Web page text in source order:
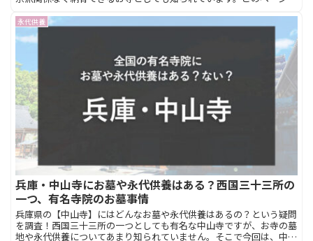
や費用、永代供養について詳しく説明します。
永代供養
兵庫・中山寺にお墓や永代供養はある？西国三十三所の
一つ、有名寺院のお墓事情
兵庫県の【中山寺】にはどんなお墓や永代供養はあるの？という疑問
を調査！西国三十三所の一つとしても有名な中山寺ですが、お寺の墓
地や永代供養についてあまり知られていません。そこで今回は、中山